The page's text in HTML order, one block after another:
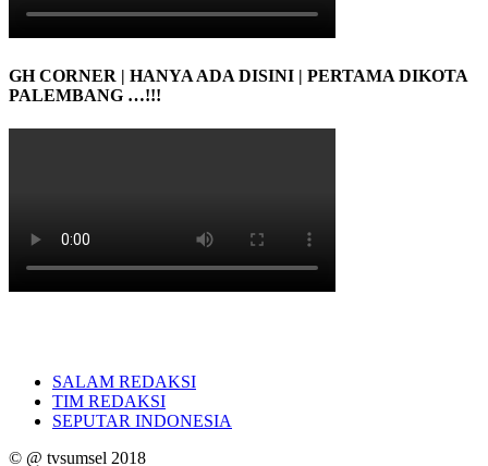
GH CORNER | HANYA ADA DISINI | PERTAMA DIKOTA
PALEMBANG …!!!
SALAM REDAKSI
TIM REDAKSI
SEPUTAR INDONESIA
© @ tvsumsel 2018